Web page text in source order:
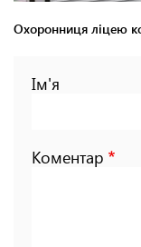
Охоронниця ліцею
Ім'я
Коментар